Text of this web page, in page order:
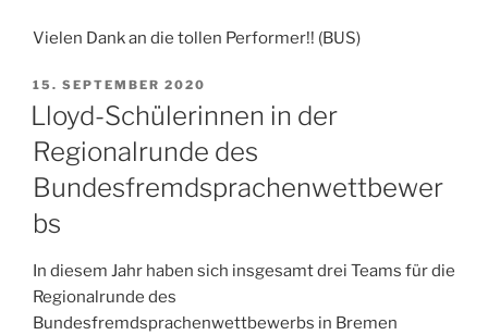
Vielen Dank an die tollen Performer!! (BUS)
VERÖFFENTLICHT
AM
15. SEPTEMBER 2020
Lloyd-Schülerinnen in der
Regionalrunde des
Bundesfremdsprachenwettbewer
bs
In diesem Jahr haben sich insgesamt drei Teams für die
Regionalrunde des
Bundesfremdsprachenwettbewerbs in Bremen